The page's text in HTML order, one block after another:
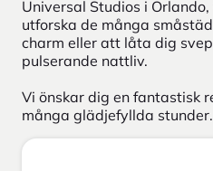
Universal Studios i Orlando,
utforska de många
charm eller att låta dig
pulserande nattliv.
Vi önskar dig en fantastisk
många glädjefyllda